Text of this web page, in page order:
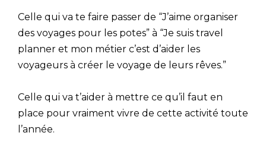
Celle qui va te faire passer de “J’aime organiser
des voyages pour les potes” à “Je suis travel
planner et mon métier c’est d’aider les
voyageurs à créer le voyage de leurs rêves.”
Celle qui va t’aider à mettre ce qu’il faut en
place pour vraiment vivre de cette activité toute
l’année.